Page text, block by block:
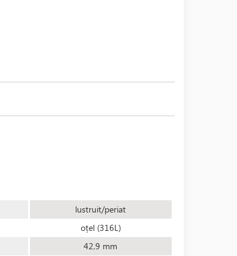
lustruit/periat
oțel (316L)
42,9 mm